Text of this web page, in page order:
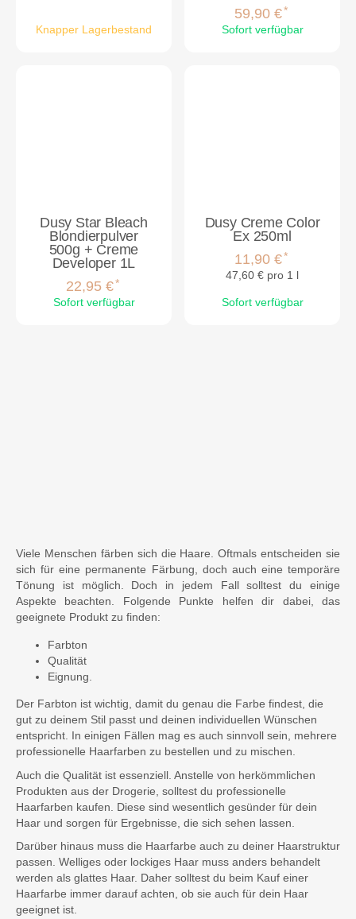
Knapper Lagerbestand
59,90 €*
Sofort verfügbar
Dusy Star Bleach
Blondierpulver
500g + Creme
Developer 1L
22,95 €*
Sofort verfügbar
Dusy Creme Color
Ex 250ml
11,90 €*
47,60 € pro 1 l
Sofort verfügbar
Viele Menschen färben sich die Haare. Oftmals entscheiden sie
sich für eine permanente Färbung, doch auch eine temporäre
Tönung ist möglich. Doch in jedem Fall solltest du einige
Aspekte beachten. Folgende Punkte helfen dir dabei, das
geeignete Produkt zu finden:
Farbton
Qualität
Eignung.
Der Farbton ist wichtig, damit du genau die Farbe findest, die
gut zu deinem Stil passt und deinen individuellen Wünschen
entspricht. In einigen Fällen mag es auch sinnvoll sein, mehrere
professionelle Haarfarben zu bestellen und zu mischen.
Auch die Qualität ist essenziell. Anstelle von herkömmlichen
Produkten aus der Drogerie, solltest du professionelle
Haarfarben kaufen. Diese sind wesentlich gesünder für dein
Haar und sorgen für Ergebnisse, die sich sehen lassen.
Darüber hinaus muss die Haarfarbe auch zu deiner Haarstruktur
passen. Welliges oder lockiges Haar muss anders behandelt
werden als glattes Haar. Daher solltest du beim Kauf einer
Haarfarbe immer darauf achten, ob sie auch für dein Haar
geeignet ist.